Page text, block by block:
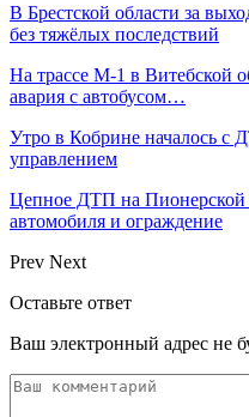
В Брестской области за
без тяжёлых последствий
На трассе М-1 в Витебской
авария с автобусом…
Утро в Кобрине началось с
управлением
Цепное ДТП на Пионерской
автомобиля и ограждение
Prev Next
Оставьте ответ
Ваш электронный адрес не